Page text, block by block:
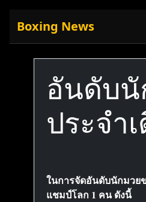
Boxing News
อันดับนั
ประจำ
ในการจัดอันดับนักมวย
แชมป์โลก 1 คน ดังนี้